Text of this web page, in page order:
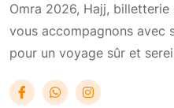
Omra 2026, Hajj,
vous accompagnons avec
pour un voyage sûr et